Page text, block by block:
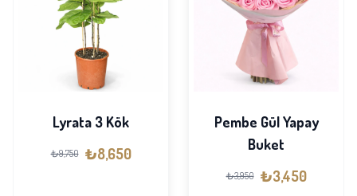
Lyrata 3 Kök
₺9,750 ₺8,650
Pembe Gül Yapay
Buket
₺3,950 ₺3,450